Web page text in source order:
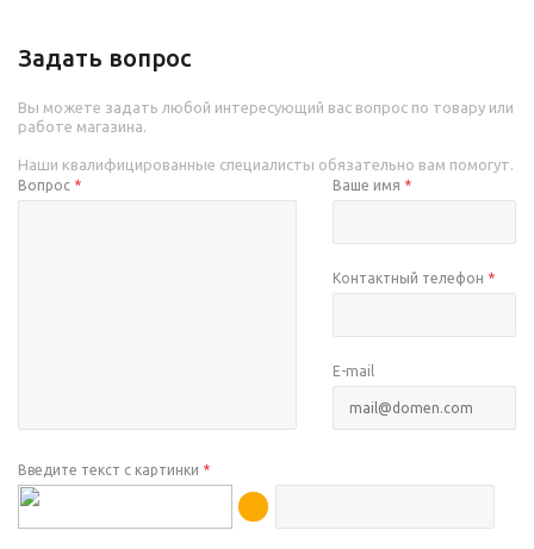
Задать вопрос
Вы можете задать любой интересующий вас вопрос по товару или
работе магазина.
Наши квалифицированные специалисты обязательно вам помогут.
Вопрос * Ваше имя *
Контактный телефон *
E-mail
Введите текст с картинки *